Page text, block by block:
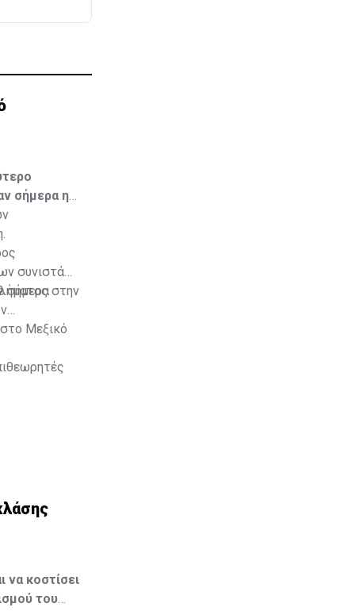
σήμερα η
συνιστά
στην
σήμερα
Μεξικό
κοστίσει
του